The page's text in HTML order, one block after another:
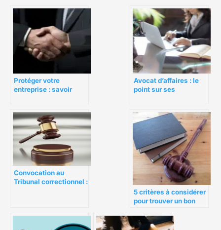
Protéger votre
entreprise : savoir
commercial
Avocat d’affaires : le
point sur ses
Convocation au
Tribunal correctionnel :
5 critères à considérer
pour trouver un bon